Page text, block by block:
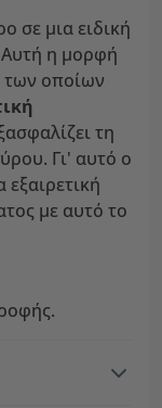
σε μια ειδική
η μορφή
των οποίων
τη
Γι' αυτό ο
εξαιρετική
με αυτό το